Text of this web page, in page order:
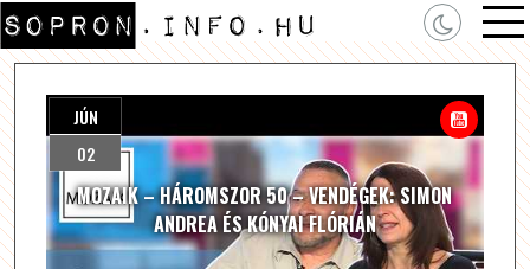
MOZAIK – HÁROMSZOR 50 – VENDÉGEK: SIMON
ANDREA ÉS KÓNYAI FLÓRIÁN
JÚN
02